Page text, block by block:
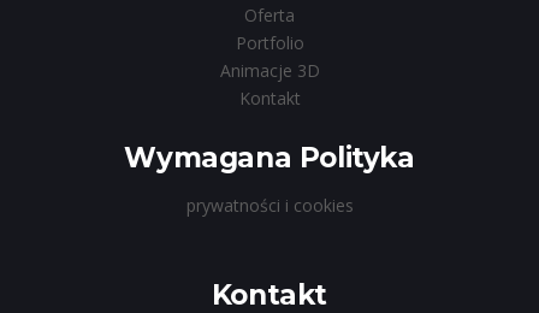
Oferta
Portfolio
Animacje 3D
Kontakt
Wymagana Polityka
prywatności i cookies
Kontakt